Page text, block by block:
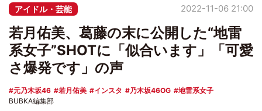
アイドル・芸能 2022-11-06 21:00
若月佑美、葛藤の末に公開した“地雷
系女子”SHOTに「似合います」「可愛
さ爆発です」の声
元乃木坂46 若月佑美 インスタ 乃木坂46OG
地雷系女子
BUBKA編集部